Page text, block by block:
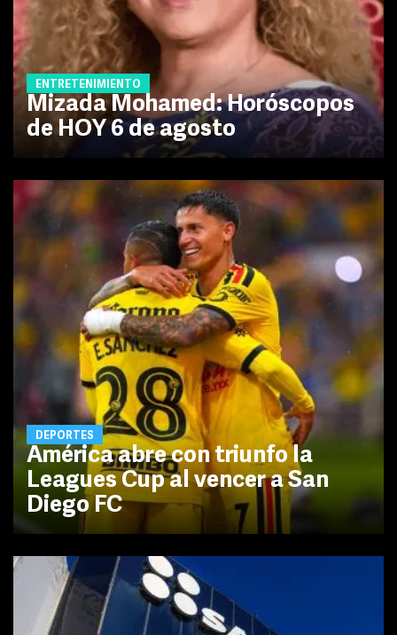
ENTRETENIMIENTO
Mizada Mohamed: Horóscopos
de HOY 6 de agosto
DEPORTES
América abre con triunfo la
Leagues Cup al vencer a San
Diego FC